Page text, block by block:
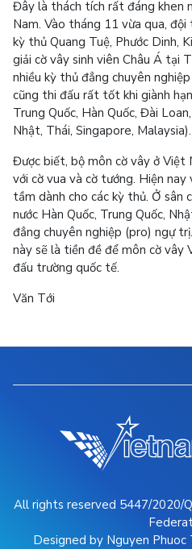
Đây là thách tích rất đáng khen
Nam. Vào tháng 11 vừa qua,
kỳ thủ Quang Tuệ, Phước Dinh,
giải cờ vây sinh viên Châu Á tại
nhiều kỳ thủ đẳng chuyên
cũng thi đấu rất tốt khi giành
Trung Quốc, Hàn Quốc, Đài
Nhật, Thái, Singapore, Malaysia).
Được biết, bộ môn cờ vây ở Việt
với cờ vua và cờ tướng. Hiện
tầm dành cho các kỳ thủ. Ở sân
nước Hàn Quốc, Trung Quốc,
đẳng chuyên nghiệp (pro) ngự
này sẽ là tiền đề để môn cờ vây
đấu trường quốc tế.
Văn Tới
All rights reserved 5447/2020/
Designed by Nguyen Phuoc